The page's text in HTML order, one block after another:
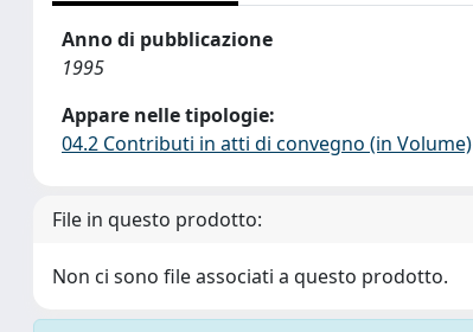
Anno di pubblicazione
1995
Appare nelle tipologie:
04.2 Contributi in atti di convegno (in Volume)
File in questo prodotto:
Non ci sono file associati a questo prodotto.